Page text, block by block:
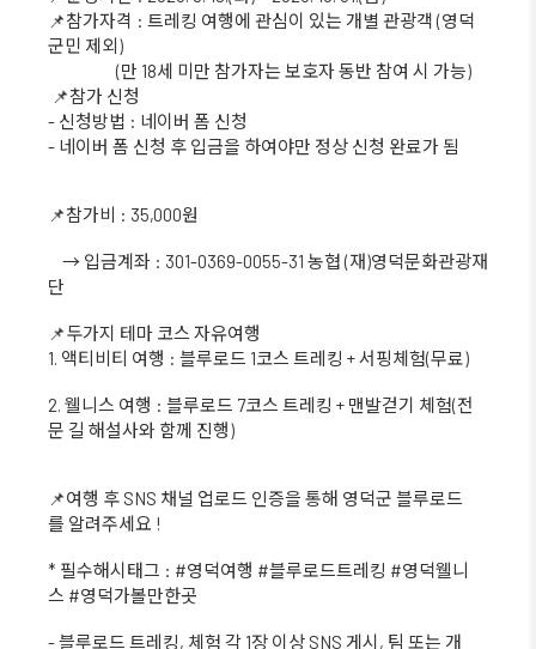
📌참가자격 : 트레킹 여행에 관심이 있는 개별 관광객 (영덕
군민 제외)
(만 18세 미만 참가자는 보호자 동반 참여 시 가능)
📌참가 신청
- 신청방법 : 네이버 폼 신청
- 네이버 폼 신청 후 입금을 하여야만 정상 신청 완료가 됨
📌참가비 : 35,000원
→ 입금계좌 : 301-0369-0055-31 농협 (재)영덕문화관광재
단
📌두가지 테마 코스 자유여행
1. 액티비티 여행 : 블루로드 1코스 트레킹 + 서핑체험(무료)
2. 웰니스 여행 : 블루로드 7코스 트레킹 + 맨발걷기 체험(전
문 길 해설사와 함께 진행)
📌여행 후 SNS 채널 업로드 인증을 통해 영덕군 블루로드
를 알려주세요 !
* 필수해시태그 : #영덕여행 #블루로드트레킹 #영덕웰니
스 #영덕가볼만한곳
- 블루로드 트레킹, 체험 각 1장 이상 SNS 게시, 팀 또는 개